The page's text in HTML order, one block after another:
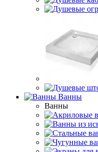
Ванны
Ванны